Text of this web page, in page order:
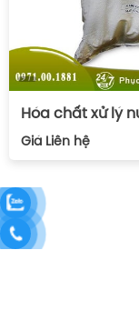
Hóa chất xử lý
Giá Liên hệ